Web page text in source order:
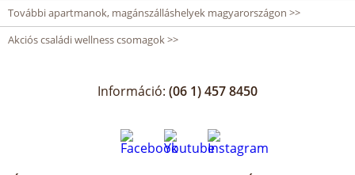
További apartmanok, magánszálláshelyek magyarországon >>
Akciós családi wellness csomagok >>
Információ: (06 1) 457 8450